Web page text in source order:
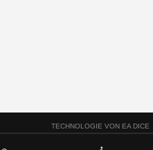
TECHNOLOGIE VON EA DICE